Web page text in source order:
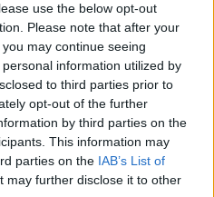
use the below opt-out
Please note that after your
may continue seeing
information utilized by
to third parties prior to
opt-out of the further
by third parties on the
This information may
parties on the IAB’s List of
may further disclose it to other
9 balų skirtumas
su kaukole sveria 630
Lietuvos mastu
o šį stirniną
medžiotojas.